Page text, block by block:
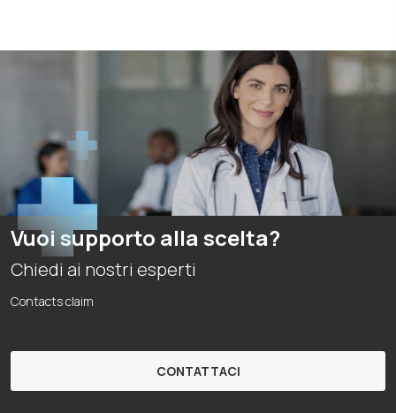
Vuoi supporto alla scelta?
Chiedi ai nostri esperti
Contacts claim
CONTATTACI